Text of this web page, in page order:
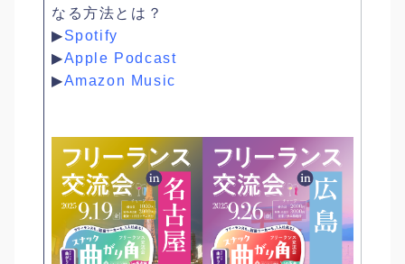
なる方法とは？
▶︎Spotify
▶︎Apple Podcast
▶︎Amazon Music